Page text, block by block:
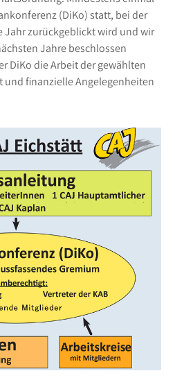
(DiKo) statt, bei der
Jahr zurückgeblickt wird und wir
Jahre beschlossen
DiKo die Arbeit der gewählten
finanzielle Angelegenheiten